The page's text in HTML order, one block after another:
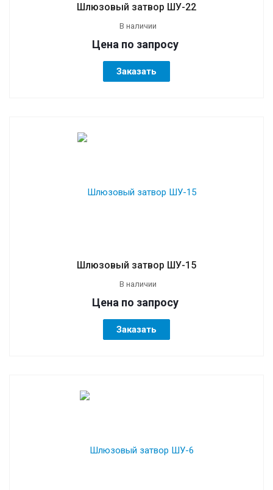
Шлюзовый затвор ШУ-22
В наличии
Цена по запросу
Заказать
Шлюзовый затвор ШУ-15
В наличии
Цена по запросу
Заказать